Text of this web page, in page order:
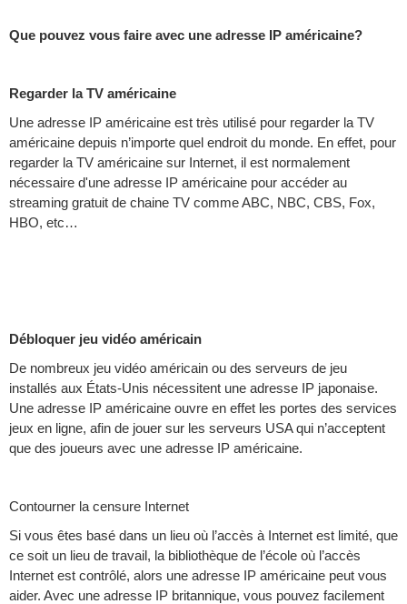
Que pouvez vous faire avec une adresse IP américaine?
Regarder la TV américaine
Une adresse IP américaine est très utilisé pour regarder la TV
américaine depuis n’importe quel endroit du monde. En effet, pour
regarder la TV américaine sur Internet, il est normalement
nécessaire d'une adresse IP américaine pour accéder au
streaming gratuit de chaine TV comme ABC, NBC, CBS, Fox,
HBO, etc…
Débloquer jeu vidéo américain
De nombreux jeu vidéo américain ou des serveurs de jeu
installés aux États-Unis nécessitent une adresse IP japonaise.
Une adresse IP américaine ouvre en effet les portes des services
jeux en ligne, afin de jouer sur les serveurs USA qui n’acceptent
que des joueurs avec une adresse IP américaine.
Contourner la censure Internet
Si vous êtes basé dans un lieu où l’accès à Internet est limité, que
ce soit un lieu de travail, la bibliothèque de l’école où l’accès
Internet est contrôlé, alors une adresse IP américaine peut vous
aider. Avec une adresse IP britannique, vous pouvez facilement